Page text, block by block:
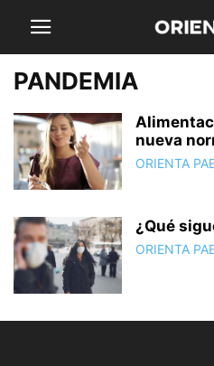
PANDEMIA
nueva
ORIENTA
¿Qué
ORIENTA